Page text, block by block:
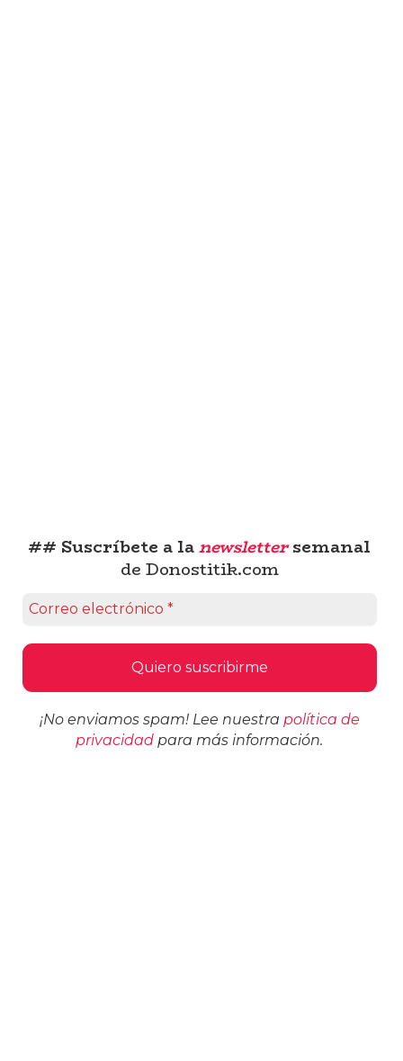
## Suscríbete a lanewslettersemanal
de Donostitik.com
¡No enviamos spam! Lee nuestra política de
privacidad para más información.